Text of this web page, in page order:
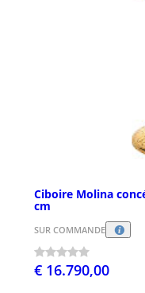
Ciboire Molina
cm
SUR COMMANDE
€ 16.790,00